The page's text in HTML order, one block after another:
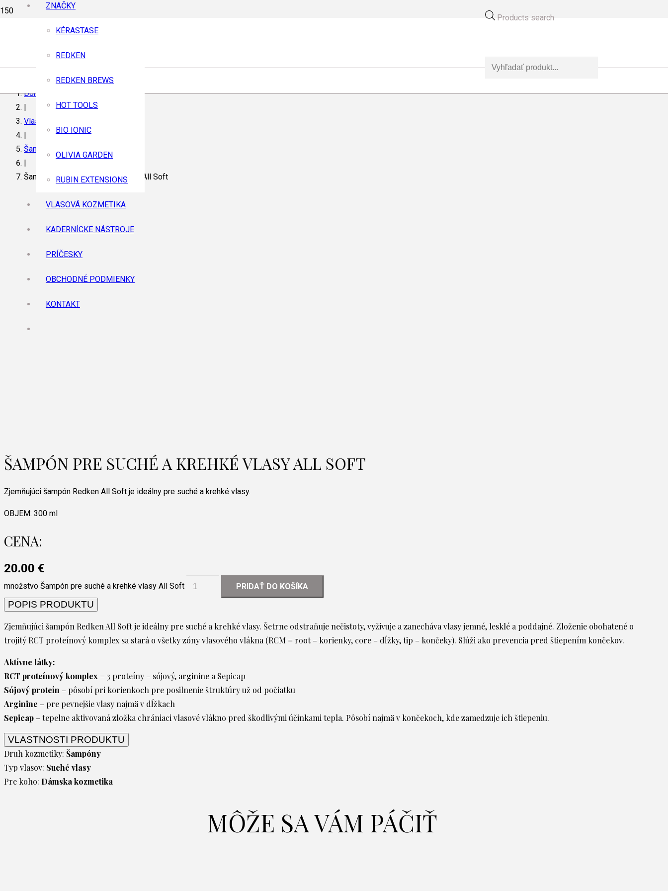
Products search
ZNAČKY
KÉRASTASE
REDKEN
REDKEN BREWS
HOT TOOLS
BIO IONIC
OLIVIA GARDEN
RUBIN EXTENSIONS
VLASOVÁ KOZMETIKA
KADERNÍCKE NÁSTROJE
PRÍČESKY
OBCHODNÉ PODMIENKY
KONTAKT
Domov
|
Vlasová kozmetika
|
Šampóny
|
Šampón pre suché a krehké vlasy All Soft
ŠAMPÓN PRE SUCHÉ A KREHKÉ VLASY ALL SOFT
Zjemňujúci šampón Redken All Soft je ideálny pre suché a krehké vlasy.
OBJEM: 300 ml
CENA:
20.00 €
množstvo Šampón pre suché a krehké vlasy All Soft PRIDAŤ DO KOŠÍKA
POPIS PRODUKTU
Zjemňujúci šampón Redken All Soft je ideálny pre suché a krehké vlasy. Šetrne odstraňuje nečistoty, vyživuje a zanecháva vlasy jemné, lesklé a poddajné. Zloženie obohatené o
trojitý RCT proteínový komplex sa stará o všetky zóny vlasového vlákna (RCM = root – korienky, core – dĺžky, tip – končeky). Slúži ako prevencia pred štiepením končekov.
Aktívne látky:
RCT proteínový komplex = 3 proteíny – sójový, arginine a Sepicap
Sójový proteín – pôsobí pri korienkoch pre posilnenie štruktúry už od počiatku
Arginine – pre pevnejšie vlasy najmä v dĺžkach
Sepicap – tepelne aktivovaná zložka chrániaci vlasové vlákno pred škodlivými účinkami tepla. Pôsobí najmä v končekoch, kde zamedzuje ich štiepeniu.
VLASTNOSTI PRODUKTU
Druh kozmetiky: Šampóny
Typ vlasov: Suché vlasy
Pre koho: Dámska kozmetika
MÔŽE SA VÁM PÁČIŤ